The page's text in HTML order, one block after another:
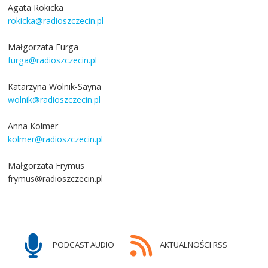
Agata Rokicka
rokicka@radioszczecin.pl
Małgorzata Furga
furga@radioszczecin.pl
Katarzyna Wolnik-Sayna
wolnik@radioszczecin.pl
Anna Kolmer
kolmer@radioszczecin.pl
Małgorzata Frymus
frymus@radioszczecin.pl
PODCAST AUDIO AKTUALNOŚCI RSS